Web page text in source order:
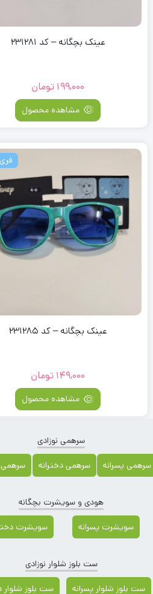
عینک بچگانه – کد 231281
199,000 تومان
مشاهده محصول
عینک بچگانه – کد 231285
149,000 تومان
مشاهده محصول
سرهمی نوزادی
سرهمی پسرانه سرهمی دخترانه
هودی و سویشرت بچگانه
سویشرت پسرانه سویشرت
ست بلوز شلوار نوزادی
ست بلوز شلوار پسرانه ست بلوز شلوار